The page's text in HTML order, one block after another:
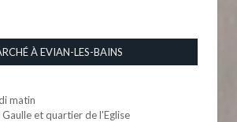
À EVIAN-LES-BAINS
matin
Gaulle et quartier de l'Eglise